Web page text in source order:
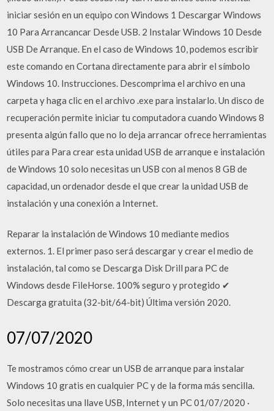
iniciar sesión en un equipo con Windows 1 Descargar Windows
10 Para Arrancancar Desde USB. 2 Instalar Windows 10 Desde
USB De Arranque. En el caso de Windows 10, podemos escribir
este comando en Cortana directamente para abrir el símbolo
Windows 10. Instrucciones. Descomprima el archivo en una
carpeta y haga clic en el archivo .exe para instalarlo. Un disco de
recuperación permite iniciar tu computadora cuando Windows 8
presenta algún fallo que no lo deja arrancar ofrece herramientas
útiles para Para crear esta unidad USB de arranque e instalación
de Windows 10 solo necesitas un USB con al menos 8 GB de
capacidad, un ordenador desde el que crear la unidad USB de
instalación y una conexión a Internet.
Reparar la instalación de Windows 10 mediante medios
externos. 1. El primer paso será descargar y crear el medio de
instalación, tal como se Descarga Disk Drill para PC de
Windows desde FileHorse. 100% seguro y protegido ✔
Descarga gratuita (32-bit/64-bit) Última versión 2020.
07/07/2020
Te mostramos cómo crear un USB de arranque para instalar
Windows 10 gratis en cualquier PC y de la forma más sencilla.
Solo necesitas una llave USB, Internet y un PC 01/07/2020 ·